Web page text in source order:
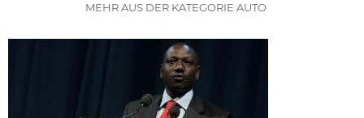
MEHR AUS DER KATEGORIE AUTO